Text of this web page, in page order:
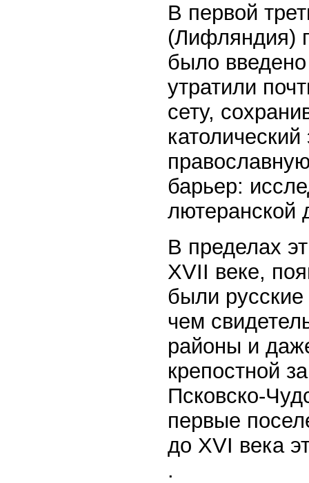
В первой
(Лифляндия)
было
утратили
сету,
барьер:
лютеранской
В пределах
XVII веке,
были
чем
районы и
крепостной
Псковско-
первые
до XVI века
.